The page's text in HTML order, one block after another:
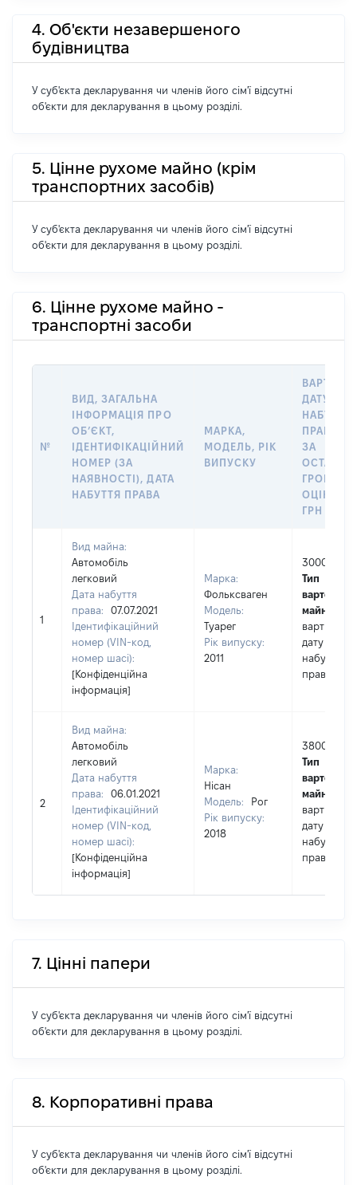
4. Об'єкти незавершеного
будівництва
У суб'єкта декларування чи членів його сім'ї відсутні
об'єкти для декларування в цьому розділі.
5. Цінне рухоме майно (крім
транспортних засобів)
У суб'єкта декларування чи членів його сім'ї відсутні
об'єкти для декларування в цьому розділі.
6. Цінне рухоме майно -
транспортні засоби
№
ВИД, ЗАГАЛЬНА
ІНФОРМАЦІЯ ПРО
ОБʼЄКТ,
ІДЕНТИФІКАЦІЙНИЙ
НОМЕР (ЗА
НАЯВНОСТІ), ДАТА
НАБУТТЯ ПРАВА
МАРКА,
МОДЕЛЬ, РІК
ВИПУСКУ
ДАТУ
НАБУТТЯ
ПРАВА
ЗА
ГРН
1
Вид майна:
Автомобіль
легковий
Дата набуття
права:
07.07.2021
Ідентифікаційний
номер (VIN-код,
номер шасі):
[Конфіденційна
інформація]
Марка:
Фольксваген
Модель:
Туарег
Рік випуску:
2011
300000
Тип
вартості
майна:
вартість на
дату
набуття
права
2
Вид майна:
Автомобіль
легковий
Дата набуття
права:
06.01.2021
Ідентифікаційний
номер (VIN-код,
номер шасі):
[Конфіденційна
інформація]
Марка:
Нісан
Модель:
Рог
Рік випуску:
2018
380000
Тип
вартості
майна:
вартість на
дату
набуття
права
7. Цінні папери
У суб'єкта декларування чи членів його сім'ї відсутні
об'єкти для декларування в цьому розділі.
8. Корпоративні права
У суб'єкта декларування чи членів його сім'ї відсутні
об'єкти для декларування в цьому розділі.